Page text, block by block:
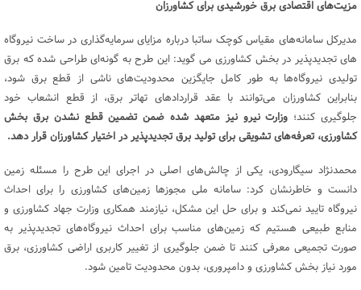
مزیت‌های اقتصادی برق خورشیدی برای کشاورزان
مدیرکل سامانه‌های مقیاس کوچک ساتبا درباره مزایای سرمایه‌گذاری در ساخت نیروگاه
های تجدیدپذیر در بخش کشاورزی می گوید: این طرح به گونه‌ای طراحی شده که برق
تولیدی نیروگاه‌ها به طور کامل جایگزین محدودیت‌های ناشی از قطع برق شود،
بنابراین کشاورزان می‌توانند با عقد قراردادهای تهاتر برق، از قطع انشعاب خود
جلوگیری کنند؛ وزارت نیرو نیز متعهد شده ضمن تضمین قطع نشدن برق بخش
کشاورزی، تعرفه‌های تشویقی برای تولید برق تجدیدپذیر در اختیار کشاورزان قرار دهد.
محمدنژاد سیگارودی، یکی از چالش‌های اصلی در اجرای این طرح را مسئله زمین
دانست و خاطرنشان کرد: سامانه ملی مجوزها زمین‌های کشاورزی را برای احداث
نیروگاه تایید نمی‌کند و برای حل این مشکل، نیازمند همکاری وزارت جهاد کشاورزی و
منابع طبیعی هستیم که زمین‌های مناسب برای احداث نیروگاه‌های تجدیدپذیر به
صورت تجمیعی معرفی کنند تا ضمن جلوگیری از تغییر کاربری اراضی کشاورزی، برق
مورد نیاز بخش کشاورزی و دامپروری، بدون محدودیت تامین شود.